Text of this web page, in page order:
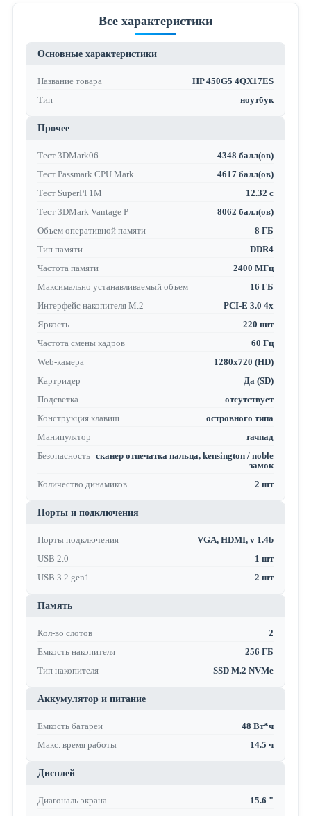
Все характеристики
Основные характеристики
Название товара
HP 450G5 4QX17ES
Тип
ноутбук
Прочее
Тест 3DMark06
4348 балл(ов)
Тест Passmark CPU Mark
4617 балл(ов)
Тест SuperPI 1M
12.32 с
Тест 3DMark Vantage P
8062 балл(ов)
Объем оперативной памяти
8 ГБ
Тип памяти
DDR4
Частота памяти
2400 МГц
Максимально устанавливаемый объем
16 ГБ
Интерфейс накопителя M.2
PCI-E 3.0 4x
Яркость
220 нит
Частота смены кадров
60 Гц
Web-камера
1280x720 (HD)
Картридер
Да (SD)
Подсветка
отсутствует
Конструкция клавиш
островного типа
Манипулятор
тачпад
Безопасность сканер отпечатка пальца, kensington / noble
замок
Количество динамиков
2 шт
Порты и подключения
Порты подключения
VGA, HDMI, v 1.4b
USB 2.0
1 шт
USB 3.2 gen1
2 шт
Память
Кол-во слотов
2
Емкость накопителя
256 ГБ
Тип накопителя
SSD M.2 NVMe
Аккумулятор и питание
Емкость батареи
48 Вт*ч
Макс. время работы
14.5 ч
Дисплей
Диагональ экрана
15.6 "